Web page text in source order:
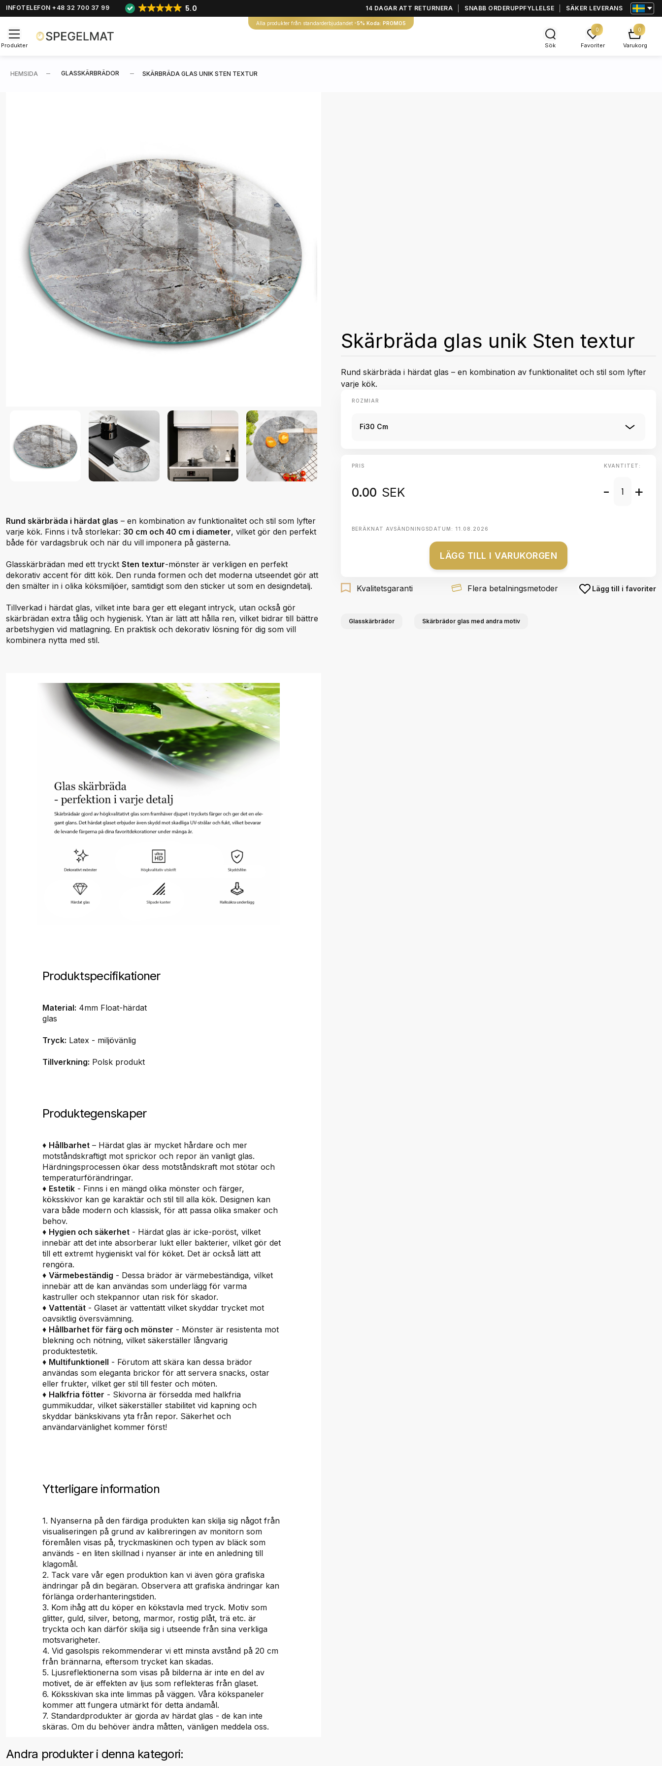
INFOTELEFON +48 32 700 37 99 5.0 14 DAGAR ATT RETURNERA SNABB ORDERUPPFYLLELSE SÄKER LEVERANS
Alla produkter från standarderbjudandet -5% Koda: PROMO5
Produkter Sök
0
Favoriter
0
Varukorg
HEMSIDA GLASSKÄRBRÄDOR SKÄRBRÄDA GLAS UNIK STEN TEXTUR
Rund skärbräda i härdat glas – en kombination av funktionalitet och stil som lyfter
varje kök. Finns i två storlekar: 30 cm och 40 cm i diameter, vilket gör den perfekt
både för vardagsbruk och när du vill imponera på gästerna.
Glasskärbrädan med ett tryckt Sten textur-mönster är verkligen en perfekt
dekorativ accent för ditt kök. Den runda formen och det moderna utseendet gör att
den smälter in i olika köksmiljöer, samtidigt som den sticker ut som en designdetalj.
Tillverkad i härdat glas, vilket inte bara ger ett elegant intryck, utan också gör
skärbrädan extra tålig och hygienisk. Ytan är lätt att hålla ren, vilket bidrar till bättre
arbetshygien vid matlagning. En praktisk och dekorativ lösning för dig som vill
kombinera nytta med stil.
Produktspecifikationer
Material: 4mm Float-härdat
glas
Tryck: Latex - miljövänlig
Tillverkning: Polsk produkt
Produktegenskaper
♦ Hållbarhet – Härdat glas är mycket hårdare och mer
motståndskraftigt mot sprickor och repor än vanligt glas.
Härdningsprocessen ökar dess motståndskraft mot stötar och
temperaturförändringar.
♦ Estetik - Finns i en mängd olika mönster och färger,
köksskivor kan ge karaktär och stil till alla kök. Designen kan
vara både modern och klassisk, för att passa olika smaker och
behov.
♦ Hygien och säkerhet - Härdat glas är icke-poröst, vilket
innebär att det inte absorberar lukt eller bakterier, vilket gör det
till ett extremt hygieniskt val för köket. Det är också lätt att
rengöra.
♦Värmebeständig - Dessa brädor är värmebeständiga, vilket
innebär att de kan användas som underlägg för varma
kastruller och stekpannor utan risk för skador.
♦Vattentät - Glaset är vattentätt vilket skyddar trycket mot
oavsiktlig översvämning.
♦ Hållbarhet för färg och mönster - Mönster är resistenta mot
blekning och nötning, vilket säkerställer långvarig
produktestetik.
♦ Multifunktionell - Förutom att skära kan dessa brädor
användas som eleganta brickor för att servera snacks, ostar
eller frukter, vilket ger stil till fester och möten.
♦ Halkfria fötter - Skivorna är försedda med halkfria
gummikuddar, vilket säkerställer stabilitet vid kapning och
skyddar bänkskivans yta från repor. Säkerhet och
användarvänlighet kommer först!
Ytterligare information
1. Nyanserna på den färdiga produkten kan skilja sig något från
visualiseringen på grund av kalibreringen av monitorn som
föremålen visas på, tryckmaskinen och typen av bläck som
används - en liten skillnad i nyanser är inte en anledning till
klagomål.
2. Tack vare vår egen produktion kan vi även göra grafiska
ändringar på din begäran. Observera att grafiska ändringar kan
förlänga orderhanteringstiden.
3. Kom ihåg att du köper en kökstavla med tryck. Motiv som
glitter, guld, silver, betong, marmor, rostig plåt, trä etc. är
tryckta och kan därför skilja sig i utseende från sina verkliga
motsvarigheter.
4. Vid gasolspis rekommenderar vi ett minsta avstånd på 20 cm
från brännarna, eftersom trycket kan skadas.
5. Ljusreflektionerna som visas på bilderna är inte en del av
motivet, de är effekten av ljus som reflekteras från glaset.
6. Köksskivan ska inte limmas på väggen. Våra kökspaneler
kommer att fungera utmärkt för detta ändamål.
7. Standardprodukter är gjorda av härdat glas - de kan inte
skäras. Om du behöver ändra måtten, vänligen meddela oss.
Andra produkter i denna kategori:
Skärbräda glas unik Sten textur
Rund skärbräda i härdat glas – en kombination av funktionalitet och stil som lyfter
varje kök.
ROZMIAR
Fi30 Cm
PRIS
0.00 SEK
KVANTITET:
- +
BERÄKNAT AVSÄNDNINGSDATUM: 11.08.2026
LÄGG TILL I VARUKORGEN
Kvalitetsgaranti Flera betalningsmetoder Lägg till i favoriter
Glasskärbrädor Skärbrädor glas med andra motiv